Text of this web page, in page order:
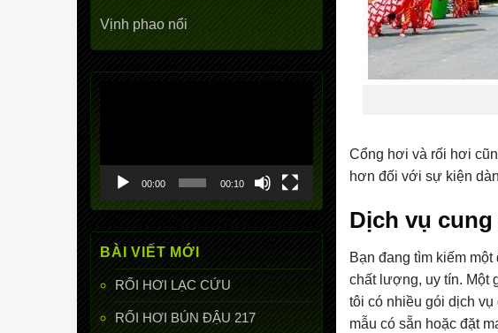
Vịnh phao nổi
Trình
chơi
Video
00:00 00:10
BÀI VIẾT MỚI
RỐI HƠI LẠC CỨU
RỐI HƠI BÚN ĐẬU 217
Cổng hơi và rối hơi
hơn đối với sự kiện
Dịch vụ
Bạn đang tìm kiếm
chất lượng, uy tín. Một
tôi có nhiều gói dịch
mẫu có sẵn hoặc đặt